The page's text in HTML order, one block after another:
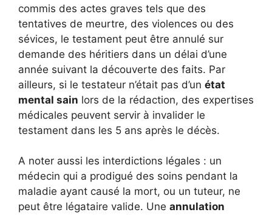
commis des actes graves tels que des
tentatives de meurtre, des violences ou des
sévices, le testament peut être annulé sur
demande des héritiers dans un délai d’une
année suivant la découverte des faits. Par
ailleurs, si le testateur n’était pas d’un état
mental sain lors de la rédaction, des expertises
médicales peuvent servir à invalider le
testament dans les 5 ans après le décès.
A noter aussi les interdictions légales : un
médecin qui a prodigué des soins pendant la
maladie ayant causé la mort, ou un tuteur, ne
peut être légataire valide. Une annulation